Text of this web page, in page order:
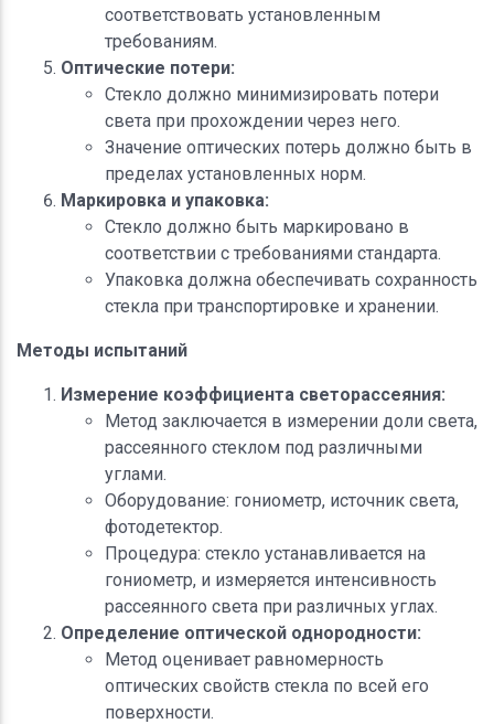
соответствовать установленным
требованиям.
Оптические потери:
Стекло должно минимизировать потери
света при прохождении через него.
Значение оптических потерь должно быть в
пределах установленных норм.
Маркировка и упаковка:
Стекло должно быть маркировано в
соответствии с требованиями стандарта.
Упаковка должна обеспечивать сохранность
стекла при транспортировке и хранении.
Методы испытаний
Измерение коэффициента светорассеяния:
Метод заключается в измерении доли света,
рассеянного стеклом под различными
углами.
Оборудование: гониометр, источник света,
фотодетектор.
Процедура: стекло устанавливается на
гониометр, и измеряется интенсивность
рассеянного света при различных углах.
Определение оптической однородности:
Метод оценивает равномерность
оптических свойств стекла по всей его
поверхности.